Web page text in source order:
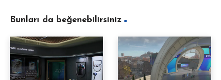
Bunları da beğenebilirsiniz